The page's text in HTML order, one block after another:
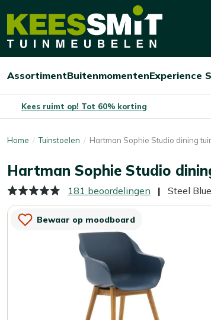
Kees
Open/sluit
Assortiment
Open/sluit
BuitenmomentenExperience
Kees ruimt op! Tot 60% korting
Home Tuinstoelen Hartman Sophie Studio dining
Hartman Sophie Studio
Steel
181 beoordelingen
Bewaar op moodboard
150,- 200,-
Je bespaart:50,- (-25%)